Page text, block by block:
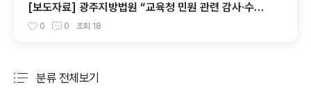
[보도자료] 광주지방법원 “교육청 민원 관련 감사·수사
의뢰 요청서, 정보공개 대상”
0 0 조회 18
분류 전체보기